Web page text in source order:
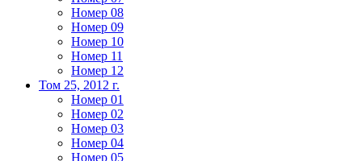
Номер 08
Номер 09
Номер 10
Номер 11
Номер 12
Том 25, 2012 г.
Номер 01
Номер 02
Номер 03
Номер 04
Номер 05